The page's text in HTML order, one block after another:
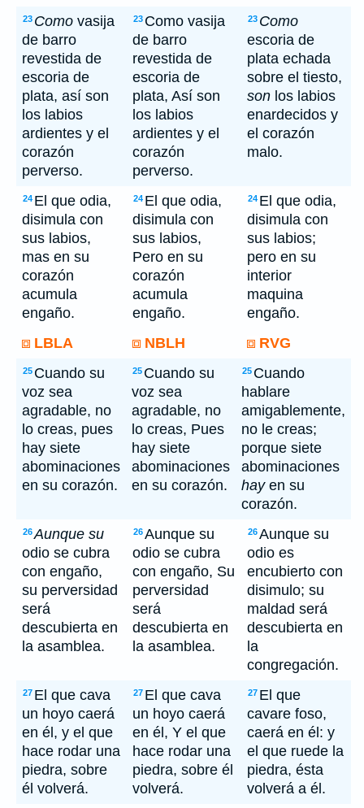
23 Como vasija
de barro
revestida de
escoria de
plata, así son
los labios
ardientes y el
corazón
perverso.
23 Como vasija
de barro
revestida de
escoria de
plata, Así son
los labios
ardientes y el
corazón
perverso.
23 Como
escoria de
plata echada
sobre el tiesto,
son los labios
enardecidos y
el corazón
malo.
24 El que odia,
disimula con
sus labios,
mas en su
corazón
acumula
engaño.
24 El que odia,
disimula con
sus labios,
Pero en su
corazón
acumula
engaño.
24 El que odia,
disimula con
sus labios;
pero en su
interior
maquina
engaño.
LBLA
NBLH RVG
25 Cuando su
voz sea
agradable, no
lo creas, pues
hay siete
abominaciones
en su corazón.
25 Cuando su
voz sea
agradable, no
lo creas, Pues
hay siete
abominaciones
en su corazón.
25 Cuando
hablare
amigablemente,
no le creas;
porque siete
abominaciones
hayen su
corazón.
26Aunque su
odio se cubra
con engaño,
su perversidad
será
descubierta en
la asamblea.
26Aunque su
odio se cubra
con engaño, Su
perversidad
será
descubierta en
la asamblea.
26Aunque su
odio es
encubierto con
disimulo; su
maldad será
descubierta en
la
congregación.
27 El que cava
un hoyo caerá
en él, y el que
hace rodar una
piedra, sobre
él volverá.
27 El que cava
un hoyo caerá
en él, Y el que
hace rodar una
piedra, sobre él
volverá.
27 El que
cavare foso,
caerá en él: y
el que ruede la
piedra, ésta
volverá a él.